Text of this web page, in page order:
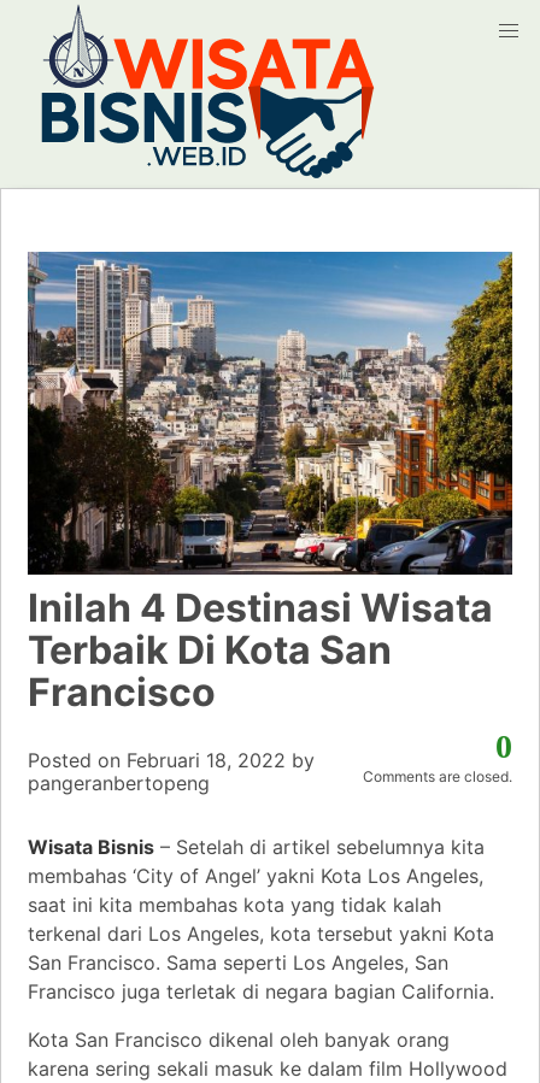
Inilah 4 Destinasi Wisata
Terbaik Di Kota San
Francisco
0
Comments are closed.
Posted on Februari 18, 2022 by
pangeranbertopeng
Wisata Bisnis – Setelah di artikel sebelumnya kita
membahas ‘City of Angel’ yakni Kota Los Angeles,
saat ini kita membahas kota yang tidak kalah
terkenal dari Los Angeles, kota tersebut yakni Kota
San Francisco. Sama seperti Los Angeles, San
Francisco juga terletak di negara bagian California.
Kota San Francisco dikenal oleh banyak orang
karena sering sekali masuk ke dalam film Hollywood